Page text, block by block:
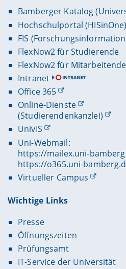
Bamberger Katalog
Hochschulportal (HISinOne)
FIS
FlexNow2 für Studierende
FlexNow2 für Mitarbeitende
Intranet
Office 365
Online-Dienste
(Studierendenkanzlei)
UnivIS
Uni-Webmail:
https://mailex.uni-
https://o365.uni-
Virtueller Campus
Wichtige Links
Presse
Öffnungszeiten
Prüfungsamt
IT-Service der Universität